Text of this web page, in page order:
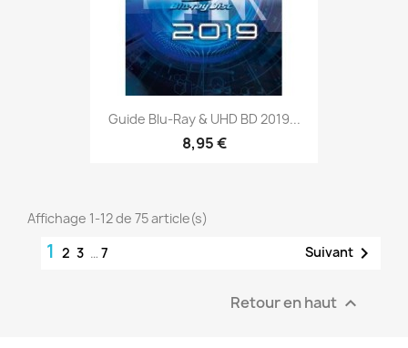
Guide Blu-Ray & UHD BD 2019...
8,95 €
Affichage 1-12 de 75 article(s)
1 2 3 … 7 Suivant 
Retour en haut 